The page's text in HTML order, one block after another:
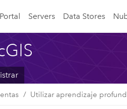
Portal Servers Data Stores
Utilizar aprendizaje